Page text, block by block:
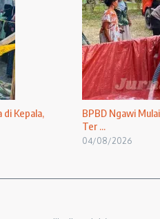
Kepala,
BPBD Ngawi
Ter ...
04/08/2026